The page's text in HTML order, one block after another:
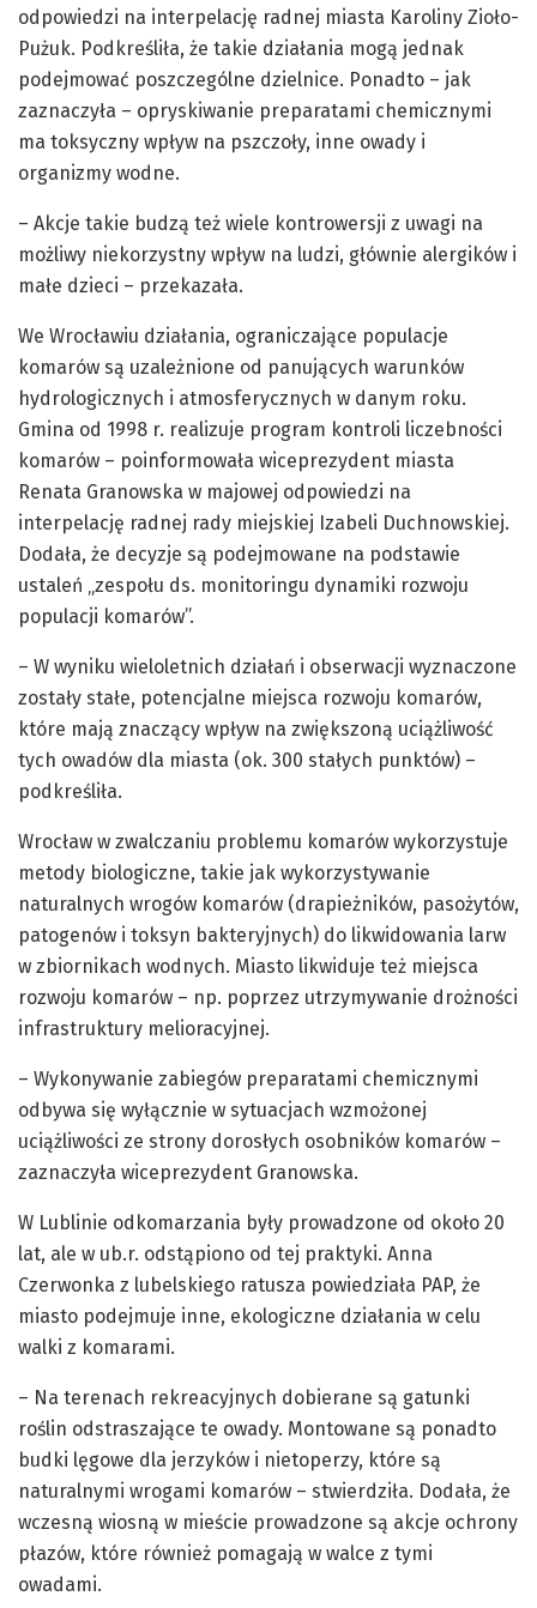
odpowiedzi na interpelację radnej miasta Karoliny Zioło-
Pużuk. Podkreśliła, że takie działania mogą jednak
podejmować poszczególne dzielnice. Ponadto – jak
zaznaczyła – opryskiwanie preparatami chemicznymi
ma toksyczny wpływ na pszczoły, inne owady i
organizmy wodne.
– Akcje takie budzą też wiele kontrowersji z uwagi na
możliwy niekorzystny wpływ na ludzi, głównie alergików i
małe dzieci – przekazała.
We Wrocławiu działania, ograniczające populacje
komarów są uzależnione od panujących warunków
hydrologicznych i atmosferycznych w danym roku.
Gmina od 1998 r. realizuje program kontroli liczebności
komarów – poinformowała wiceprezydent miasta
Renata Granowska w majowej odpowiedzi na
interpelację radnej rady miejskiej Izabeli Duchnowskiej.
Dodała, że decyzje są podejmowane na podstawie
ustaleń „zespołu ds. monitoringu dynamiki rozwoju
populacji komarów”.
– W wyniku wieloletnich działań i obserwacji wyznaczone
zostały stałe, potencjalne miejsca rozwoju komarów,
które mają znaczący wpływ na zwiększoną uciążliwość
tych owadów dla miasta (ok. 300 stałych punktów) –
podkreśliła.
Wrocław w zwalczaniu problemu komarów wykorzystuje
metody biologiczne, takie jak wykorzystywanie
naturalnych wrogów komarów (drapieżników, pasożytów,
patogenów i toksyn bakteryjnych) do likwidowania larw
w zbiornikach wodnych. Miasto likwiduje też miejsca
rozwoju komarów – np. poprzez utrzymywanie drożności
infrastruktury melioracyjnej.
– Wykonywanie zabiegów preparatami chemicznymi
odbywa się wyłącznie w sytuacjach wzmożonej
uciążliwości ze strony dorosłych osobników komarów –
zaznaczyła wiceprezydent Granowska.
W Lublinie odkomarzania były prowadzone od około 20
lat, ale w ub.r. odstąpiono od tej praktyki. Anna
Czerwonka z lubelskiego ratusza powiedziała PAP, że
miasto podejmuje inne, ekologiczne działania w celu
walki z komarami.
– Na terenach rekreacyjnych dobierane są gatunki
roślin odstraszające te owady. Montowane są ponadto
budki lęgowe dla jerzyków i nietoperzy, które są
naturalnymi wrogami komarów – stwierdziła. Dodała, że
wczesną wiosną w mieście prowadzone są akcje ochrony
płazów, które również pomagają w walce z tymi
owadami.